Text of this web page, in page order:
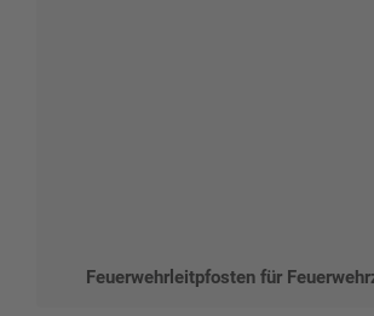
Feuerwehrleitpfosten für